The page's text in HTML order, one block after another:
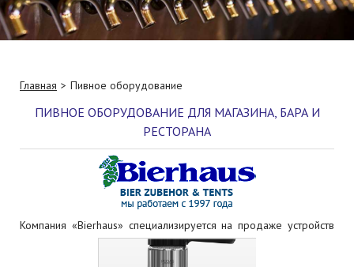
Главная Пивное оборудование
ПИВНОЕ ОБОРУДОВАНИЕ ДЛЯ МАГАЗИНА, БАРА И
РЕСТОРАНА
Компания «Bierhaus» специализируется на продаже устройств
для розлива пива с 1997 года. На нашем сайте представлен
каталог качественного пивного оборудования для частных и